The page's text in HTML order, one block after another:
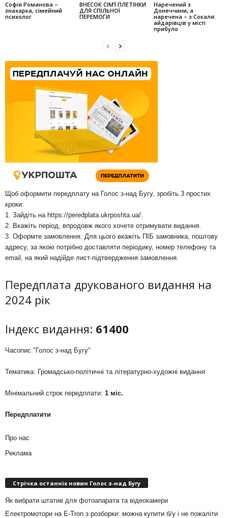
Софія Романова –
знахарка, сімейний
психолог
ВНЕСОК СІМ’Ї ПЛЕТІНКИ
ДЛЯ СПІЛЬНОЇ
ПЕРЕМОГИ
Наречений з
Донеччини, а
наречена – з Сокаля:
айдарівців у місті
прибуло
Щоб оформити передплату на Голос з-над Бугу, зробіть 3 простих
кроки:
1. Зайдіть на https://peredplata.ukrposhta.ua/.
2. Вкажіть період, впродовж якого хочете отримувати видання.
3. Оформте замовлення. Для цього вкажіть ПІБ замовника, поштову
адресу, за якою потрібно доставляти періодику, номер телефону та
email, на який надійде лист-підтвердження замовлення.
Передплата друкованого видання на
2024 рік
Індекс видання: 61400
Часопис "Голос з-над Бугу"
Тематика: Громадсько-політичні та літературно-художні видання
Мінімальний строк передплати: 1 міс.
Передплатити
Про нас
Реклама
Стрічка останніх новин Голос з-над Бугу
Як вибрати штатив для фотоапарата та відеокамери
Електромотори на E-Tron з розборки: можна купити б/у і не пожаліти